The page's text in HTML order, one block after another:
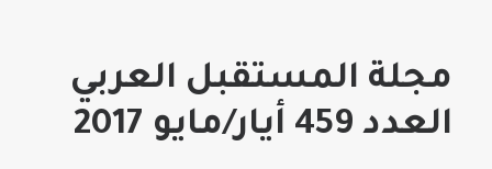
مجلة المستقبل العربي
العدد 459 أيار/مايو 2017